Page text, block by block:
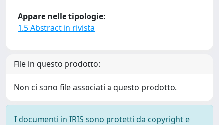
Appare nelle tipologie:
1.5 Abstract in rivista
File in questo prodotto:
Non ci sono file associati a questo prodotto.
I documenti in IRIS sono protetti da copyright e